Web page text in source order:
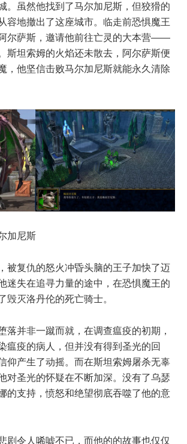
。虽然他找到了马尔加尼斯，但狡猾的
容地撤出了这座城市。临走前恐惧魔王
尔萨斯，邀请他前往亡灵的大本营——
斯坦索姆的火焰还未散去，阿尔萨斯便
，他坚信击败马尔加尼斯就能永久清除
加尼斯
被复仇的怒火冲昏头脑的王子加快了迈
迷失在追寻力量的途中，在恐惧魔王的
毁灭洛丹伦的死亡骑士。
落并非一蹴而就，在调查瘟疫的初期，
瘟疫的病人，但并没有得到圣光的回
仰产生了动摇。而在斯坦索姆屠杀无辜
对圣光的怀疑在不断加深。没有了乌瑟
的支持，愤怒和绝望彻底吞噬了他的意
剧令人唏嘘不已，而他的的故事也仅仅